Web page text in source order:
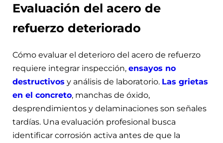
Evaluación del acero de
refuerzo deteriorado
Cómo evaluar el deterioro del acero de refuerzo
requiere integrar inspección, ensayos no
destructivos y análisis de laboratorio. Las grietas
en el concreto, manchas de óxido,
desprendimientos y delaminaciones son señales
tardías. Una evaluación profesional busca
identificar corrosión activa antes de que la